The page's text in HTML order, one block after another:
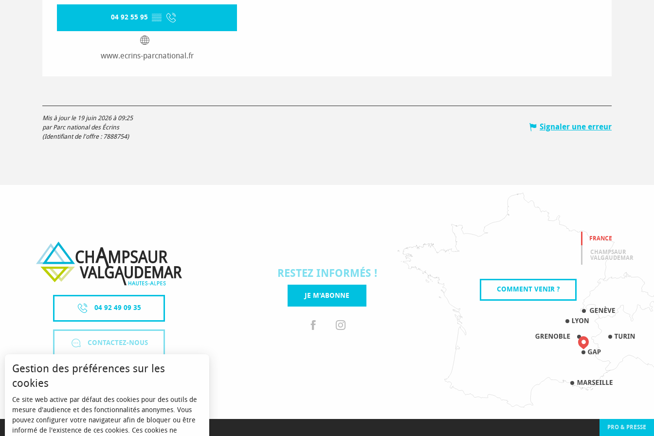
04 92 55 95 ▒▒
www.ecrins-parcnational.fr
Mis à jour le 19 juin 2026 à 09:25
par Parc national des Écrins
(Identifiant de l'offre : 7888754)
Signaler une erreur
04 92 49 09 35
CONTACTEZ-NOUS
RESTEZ INFORMÉS !
JE M'ABONNE
FRANCE
CHAMPSAUR
VALGAUDEMAR
COMMENT VENIR ?
MENTIONS LÉGALES PRO & PRESSE
Gestion des préférences sur les
cookies
Ce site web active par défaut des cookies pour des outils de
mesure d'audience et des fonctionnalités anonymes. Vous
pouvez configurer votre navigateur afin de bloquer ou être
informé de l'existence de ces cookies. Ces cookies ne